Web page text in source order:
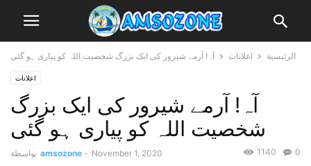
الرئيسية اعلانات آہ! آرمے شیرور کی ایک بزرگ شخصیت اللہ کو پیاری ہو گئی
اعلانات
آہ! آرمے شیرور کی ایک بزرگ
شخصیت اللہ کو پیاری ہو گئی
بواسطة amsozone - November 1, 2020 0
1140